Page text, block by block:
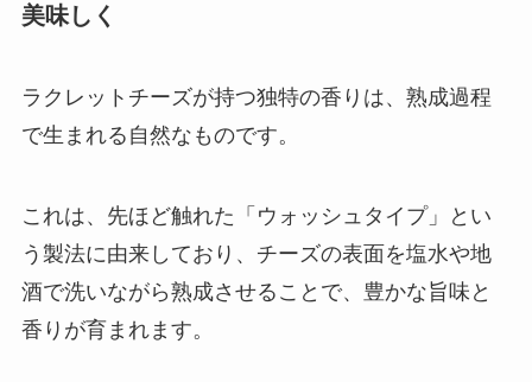
美味しく
ラクレットチーズが持つ独特の香りは、熟成過程
で生まれる自然なものです。
これは、先ほど触れた「ウォッシュタイプ」とい
う製法に由来しており、チーズの表面を塩水や地
酒で洗いながら熟成させることで、豊かな旨味と
香りが育まれます。